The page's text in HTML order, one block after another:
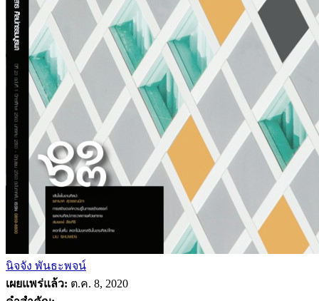
นิจจัง พันธะพจน์
เผยแพร่แล้ว: ต.ค. 8, 2020